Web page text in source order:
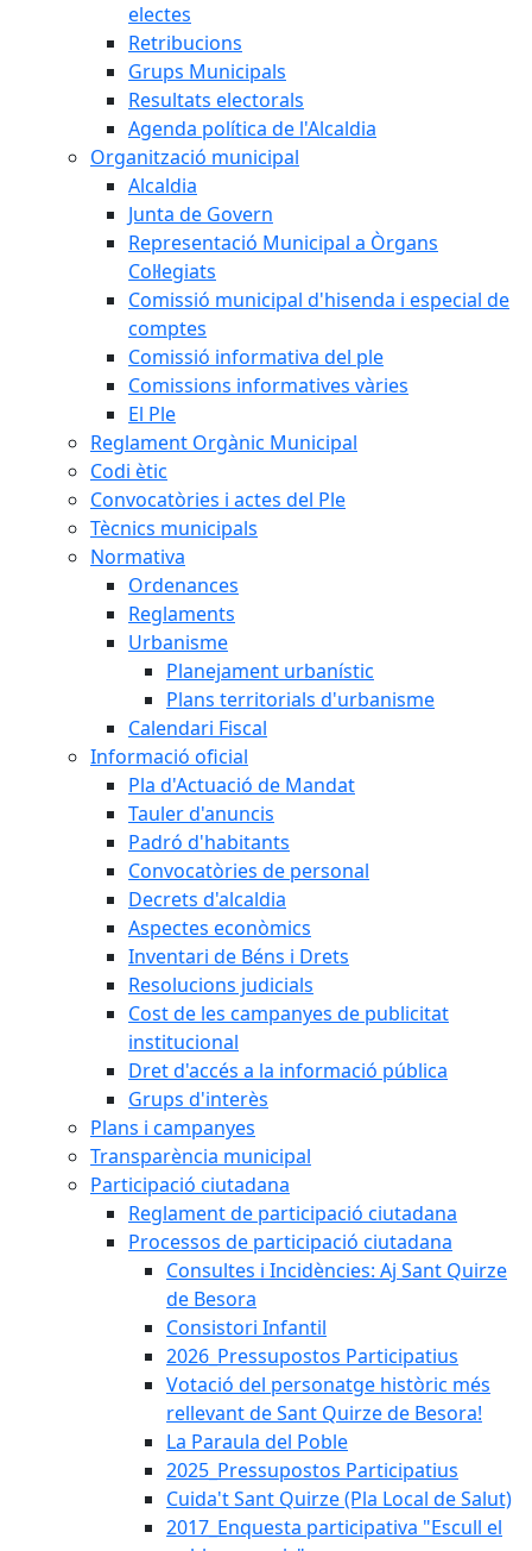
electes
Retribucions
Grups Municipals
Resultats electorals
Agenda política de l'Alcaldia
Organització municipal
Alcaldia
Junta de Govern
Representació Municipal a Òrgans
Col·legiats
Comissió municipal d'hisenda i especial de
comptes
Comissió informativa del ple
Comissions informatives vàries
El Ple
Reglament Orgànic Municipal
Codi ètic
Convocatòries i actes del Ple
Tècnics municipals
Normativa
Ordenances
Reglaments
Urbanisme
Planejament urbanístic
Plans territorials d'urbanisme
Calendari Fiscal
Informació oficial
Pla d'Actuació de Mandat
Tauler d'anuncis
Padró d'habitants
Convocatòries de personal
Decrets d'alcaldia
Aspectes econòmics
Inventari de Béns i Drets
Resolucions judicials
Cost de les campanyes de publicitat
institucional
Dret d'accés a la informació pública
Grups d'interès
Plans i campanyes
Transparència municipal
Participació ciutadana
Reglament de participació ciutadana
Processos de participació ciutadana
Consultes i Incidències: Aj Sant Quirze
de Besora
Consistori Infantil
2026_Pressupostos Participatius
Votació del personatge històric més
rellevant de Sant Quirze de Besora!
La Paraula del Poble
2025_Pressupostos Participatius
Cuida't Sant Quirze (Pla Local de Salut)
2017_Enquesta participativa "Escull el